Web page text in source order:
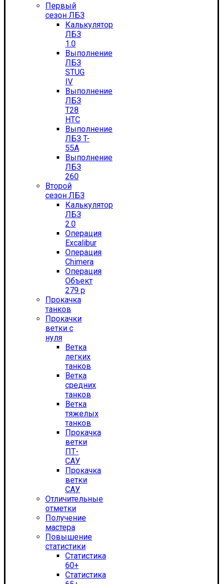
Первый
сезон ЛБЗ
Калькулятор
ЛБЗ
1.0
Выполнение
ЛБЗ
STUG
IV
Выполнение
ЛБЗ
T28
HTC
Выполнение
ЛБЗ T-
55А
Выполнение
ЛБЗ
260
Второй
сезон ЛБЗ
Калькулятор
ЛБЗ
2.0
Операция
Excalibur
Операция
Chimera
Операция
Объект
279 р
Прокачка
танков
Прокачки
ветки с
нуля
Ветка
легких
танков
Ветка
средних
танков
Ветка
тяжелых
танков
Прокачка
ветки
ПТ-
САУ
Прокачка
ветки
САУ
Отличительные
отметки
Получение
мастера
Повышение
статистики
Статистика
60+
Статистика